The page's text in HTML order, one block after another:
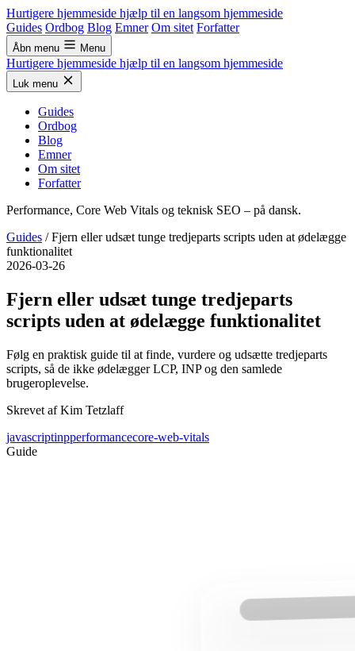
Hurtigere hjemmeside hjælp til en langsom hjemmeside
Guides Ordbog Blog Emner Om sitet Forfatter
Åbn menu Menu
Hurtigere hjemmeside hjælp til en langsom hjemmeside
Luk menu
Guides
Ordbog
Blog
Emner
Om sitet
Forfatter
Performance, Core Web Vitals og teknisk SEO – på dansk.
Guides /Fjern eller udsæt tunge tredjeparts scripts uden at ødelægge
funktionalitet
2026-03-26
Fjern eller udsæt tunge tredjeparts
scripts uden at ødelægge funktionalitet
Følg en praktisk guide til at finde, vurdere og udsætte tredjeparts
scripts, så de ikke ødelægger LCP, INP og den samlede
brugeroplevelse.
Skrevet af Kim Tetzlaff
javascriptinpperformancecore-web-vitals
Guide